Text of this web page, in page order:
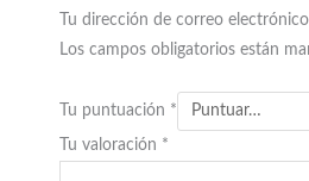
Tu dirección de correo
Los campos obligatorios están
Tu puntuación *
Tu valoración *